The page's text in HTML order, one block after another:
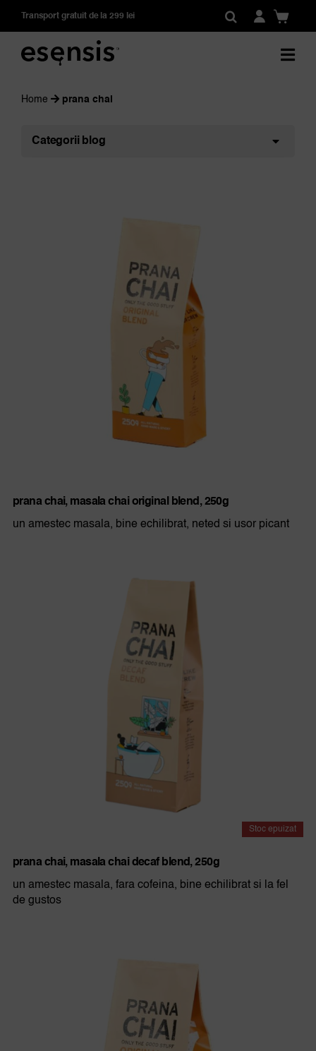
Transport gratuit de la 299 lei
Home prana chai
Categorii blog
prana chai, masala chai original blend, 250g
un amestec masala, bine echilibrat, neted si usor picant
Stoc epuizat
prana chai, masala chai decaf blend, 250g
un amestec masala, fara cofeina, bine echilibrat si la fel
de gustos